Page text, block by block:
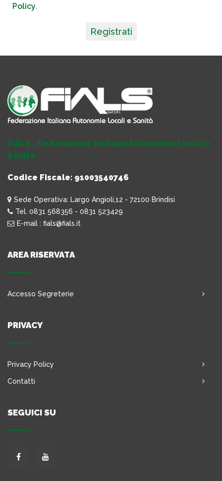
Policy.
Registrati
FIALS - Federazione Italiana Autonomie Locali e
Sanità
Codice Fiscale: 91003540746
Sede Operativa: Largo Angioli,12 - 72100 Brindisi
Tel. 0831 568356 - 0831 523429
E-mail : fials@fials.it
AREA RISERVATA
Accesso Segreterie
PRIVACY
Privacy Policy
Contatti
SEGUICI SU